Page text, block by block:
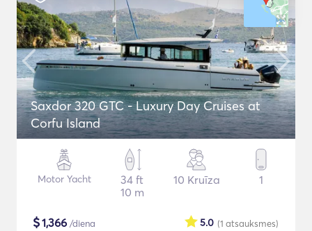
Saxdor 320 GTC - Luxury Day Cruises at
Corfu Island
Motor Yacht
34 ft
10 m
10 Kruīza 1
$1,366 /diena (1 atsauksmes)
5.0